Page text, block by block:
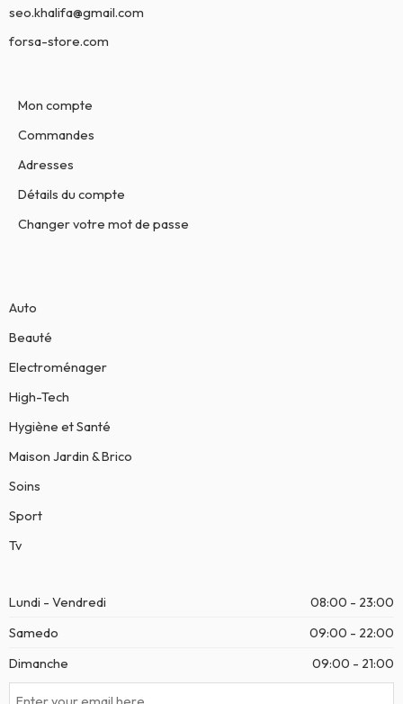
seo.khalifa@gmail.com
forsa-store.com
Mon compte
Commandes
Adresses
Détails du compte
Changer votre mot de passe
Auto
Beauté
Electroménager
High-Tech
Hygiène et Santé
Maison Jardin & Brico
Soins
Sport
Tv
Lundi - Vendredi
08:00 - 23:00
Samedo
09:00 - 22:00
Dimanche
09:00 - 21:00